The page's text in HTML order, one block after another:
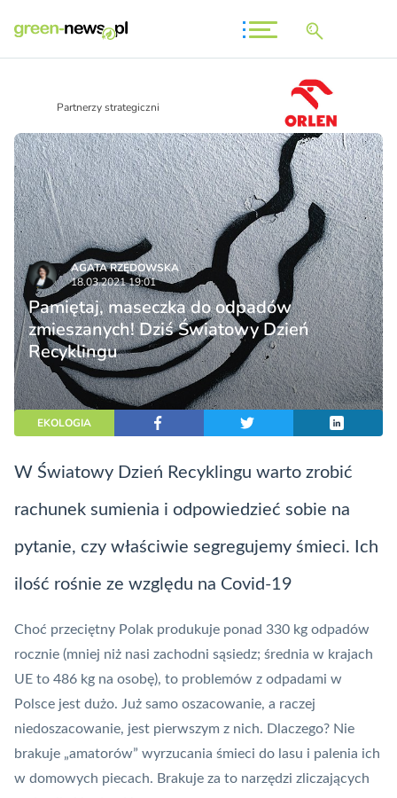
Partnerzy strategiczni
AGATA RZĘDOWSKA
18.03.2021 19:01
Pamiętaj, maseczka do odpadów
zmieszanych! Dziś Światowy Dzień
Recyklingu
EKOLOGIA
W Światowy Dzień Recyklingu warto zrobić
rachunek sumienia i odpowiedzieć sobie na
pytanie, czy właściwie segregujemy śmieci. Ich
ilość rośnie ze względu na Covid-19
Choć przeciętny Polak produkuje ponad 330 kg odpadów
rocznie (mniej niż nasi zachodni sąsiedz; średnia w krajach
UE to 486 kg na osobę), to problemów z odpadami w
Polsce jest dużo. Już samo oszacowanie, a raczej
niedoszacowanie, jest pierwszym z nich. Dlaczego? Nie
brakuje „amatorów” wyrzucania śmieci do lasu i palenia ich
w domowych piecach. Brakuje za to narzędzi zliczających